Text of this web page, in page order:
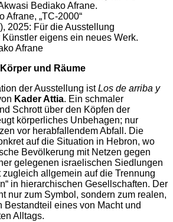
Afrane, „TC-2000“
2025: Für die Ausstellung
eigens ein neues Werk.
Afrane
und Räume
der Ausstellung istLos de arriba y
Kader Attia. Ein schmaler
Schrott über den Köpfen der
körperliches Unbehagen; nur
vor herabfallendem Abfall. Die
auf die Situation in Hebron, wo
Bevölkerung mit Netzen gegen
gelegenen israelischen Siedlungen
allgemein auf die Trennung
in hierarchischen Gesellschaften. Der
nur zum Symbol, sondern zum realen,
Bestandteil eines von Macht und
Alltags.